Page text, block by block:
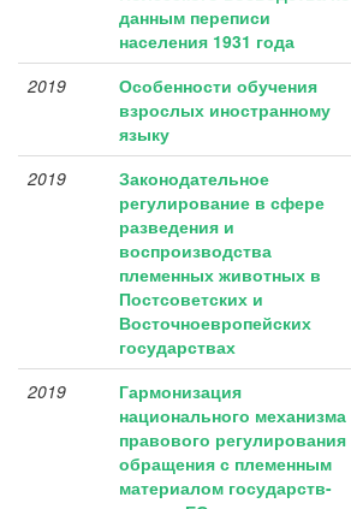
данным переписи
населения 1931 года
2019
Особенности обучения
взрослых иностранному
языку
2019
Законодательное
регулирование в сфере
разведения и
воспроизводства
племенных животных в
Постсоветских и
Восточноевропейских
государствах
2019
Гармонизация
национального механизма
правового регулирования
обращения с племенным
материалом государств-